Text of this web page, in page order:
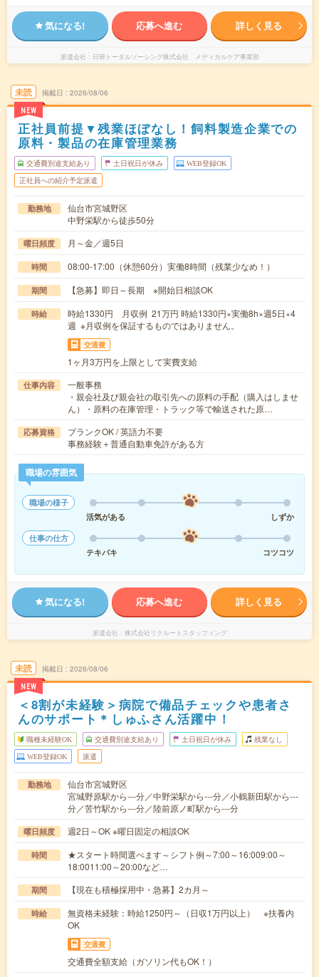
気になる! 応募へ進む 詳しく見る
派遣会社 日研トータルソーシング株式会社 メディカルケア事業部
未読
NEW
掲載日 2026/08/06
正社員前提▼残業ほぼなし！飼料製造企業での
原料・製品の在庫管理業務
交通費別途支給あり 土日祝日が休み WEB登録OK
正社員への紹介予定派遣
勤務地
仙台市宮城野区
中野栄駅から徒歩50分
曜日頻度 月～金／週5日
時間 08:00-17:00（休憩60分）実働8時間（残業少なめ！）
期間 【急募】即日～長期 ※開始日相談OK
時給
時給1330円 月収例 21万円 時給1330円×実働8h×週5日×4
週 ※月収例を保証するものではありません。
交通費
1ヶ月3万円を上限として実費支給
仕事内容
一般事務
・親会社及び親会社の取引先への原料の手配（購入はしませ
ん）・原料の在庫管理・トラック等で輸送された原…
応募資格
ブランクOK / 英語力不要
事務経験＋普通自動車免許がある方
職場の雰囲気
職場の様子
活気がある
しずか
仕事の仕方
テキパキ
コツコツ
気になる! 応募へ進む 詳しく見る
派遣会社 株式会社リクルートスタッフィング
未読
NEW
掲載日 2026/08/06
＜8割が未経験＞病院で備品チェックや患者さ
んのサポート＊しゅふさん活躍中！
職種未経験OK 交通費別途支給あり 土日祝日が休み 残業なし
WEB登録OK 派遣
勤務地
仙台市宮城野区
宮城野原駅から---分／中野栄駅から---分／小鶴新田駅から---
分／苦竹駅から---分／陸前原ノ町駅から---分
曜日頻度 週2日～OK ※曜日固定の相談OK
時間
★スタート時間選べます～シフト例～7:00～16:009:00～
18:0011:00～20:00など…
期間 【現在も積極採用中・急募】2カ月～
時給
無資格未経験：時給1250円～（日収1万円以上） ※扶養内
OK
交通費
交通費全額支給（ガソリン代もOK！）